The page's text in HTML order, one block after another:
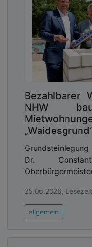
Bezahlbarer
NHW
Dr.
25.06.2026,
allgemein